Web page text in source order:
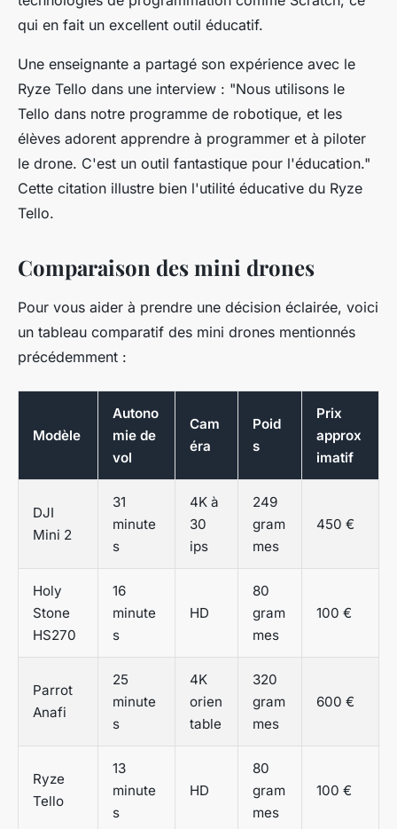
qui en fait un excellent outil éducatif.
Une enseignante a partagé son expérience avec le
Ryze Tello dans une interview : "Nous utilisons le
Tello dans notre programme de robotique, et les
élèves adorent apprendre à programmer et à piloter
le drone. C'est un outil fantastique pour l'éducation."
Cette citation illustre bien l'utilité éducative du Ryze
Tello.
Comparaison des mini drones
Pour vous aider à prendre une décision éclairée, voici
un tableau comparatif des mini drones mentionnés
précédemment :
Modèle
Autono
mie de
vol
Cam
éra
Poid
s
Prix
approx
imatif
DJI
Mini 2
31
minute
s
4K à
30
ips
249
gram
mes
450 €
Holy
Stone
HS270
16
minute
s
HD
80
gram
mes
100 €
Parrot
Anafi
25
minute
s
4K
orien
table
320
gram
mes
600 €
Ryze
Tello
13
minute
s
HD
80
gram
mes
100 €